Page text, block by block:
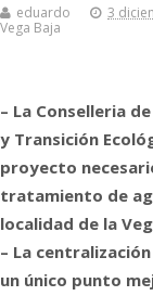
eduardo 3
Vega Baja
– La Conselleria
y Transición
proyecto
tratamiento de
localidad de la
– La
un único punto